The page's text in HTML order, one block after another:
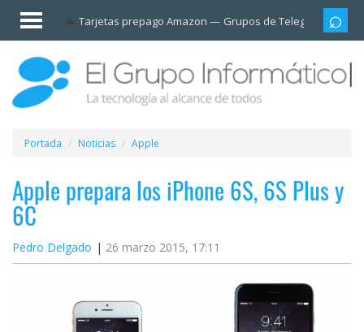
Tarjetas prepago Amazon Grupos de Telegram
Invitado
Iniciar
sesión /
Registrarse
Esenciales
Móviles
Ofertas
Apps
Portada Noticias Apple
Apple prepara los iPhone 6S, 6S Plus y
6C
Pedro Delgado 26 marzo 2015, 17:11